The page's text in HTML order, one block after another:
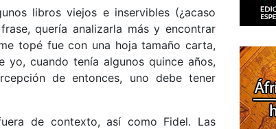
libros viejos e inservibles (¿acaso
quería analizarla más y encontrar
topé fue con una hoja tamaño carta,
yo, cuando tenía algunos quince años,
de entonces, uno debe tener
de contexto, así como Fidel. Las